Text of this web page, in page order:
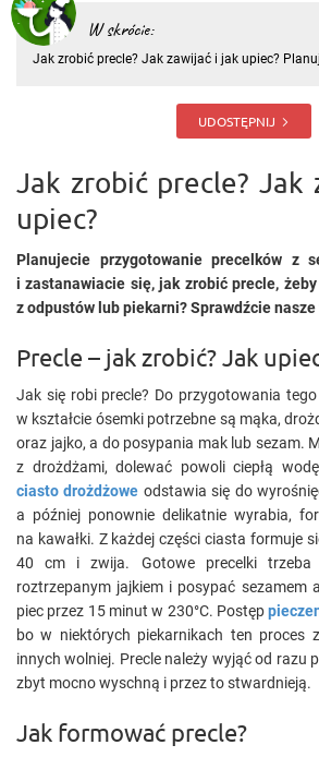
W skrócie:
Jak zrobić precle? Jak zawijać i jak upiec?
Sprawdźcie nasze wskazówki. Precle – jak
UDOSTĘPNIJ
Jak zrobić precle? Jak
upiec?
Planujecie przygotowanie precelków z
i zastanawiacie się, jak zrobić precle,
z odpustów lub piekarni? Sprawdźcie nasze
Precle – jak zrobić? Jak
Jak się robi precle? Do przygotowania
w kształcie ósemki potrzebne są mąka,
oraz jajko, a do posypania mak lub sezam.
z drożdżami, dolewać powoli ciepłą
ciasto drożdżowe odstawia się do
a później ponownie delikatnie wyrabia,
na kawałki. Z każdej części ciasta formuje
40 cm i zwija. Gotowe precelki trzeba
roztrzepanym jajkiem i posypać sezamem
piec przez 15 minut w 230°C. Postęp
bo w niektórych piekarnikach ten proces
innych wolniej. Precle należy wyjąć od razu
zbyt mocno wyschną i przez to stwardnieją.
Jak formować precle?